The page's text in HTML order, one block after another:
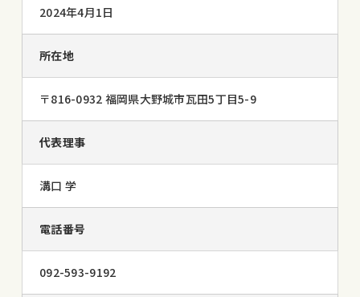
2024年4月1日
所在地
〒816-0932 福岡県大野城市瓦田5丁目5-9
代表理事
溝口 学
電話番号
092-593-9192